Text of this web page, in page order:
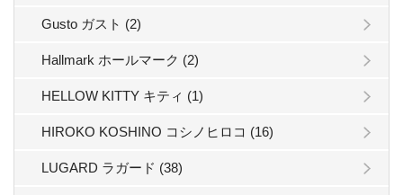
Gusto ガスト (2)
Hallmark ホールマーク (2)
HELLOW KITTY キティ (1)
HIROKO KOSHINO コシノヒロコ (16)
LUGARD ラガード (38)